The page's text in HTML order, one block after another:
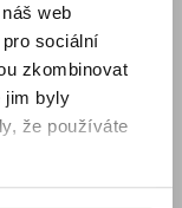
web
sociální
zkombinovat
jim byly
že používáte
poukazy